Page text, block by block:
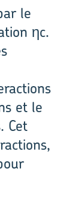
le
ηc.
et le
Cet